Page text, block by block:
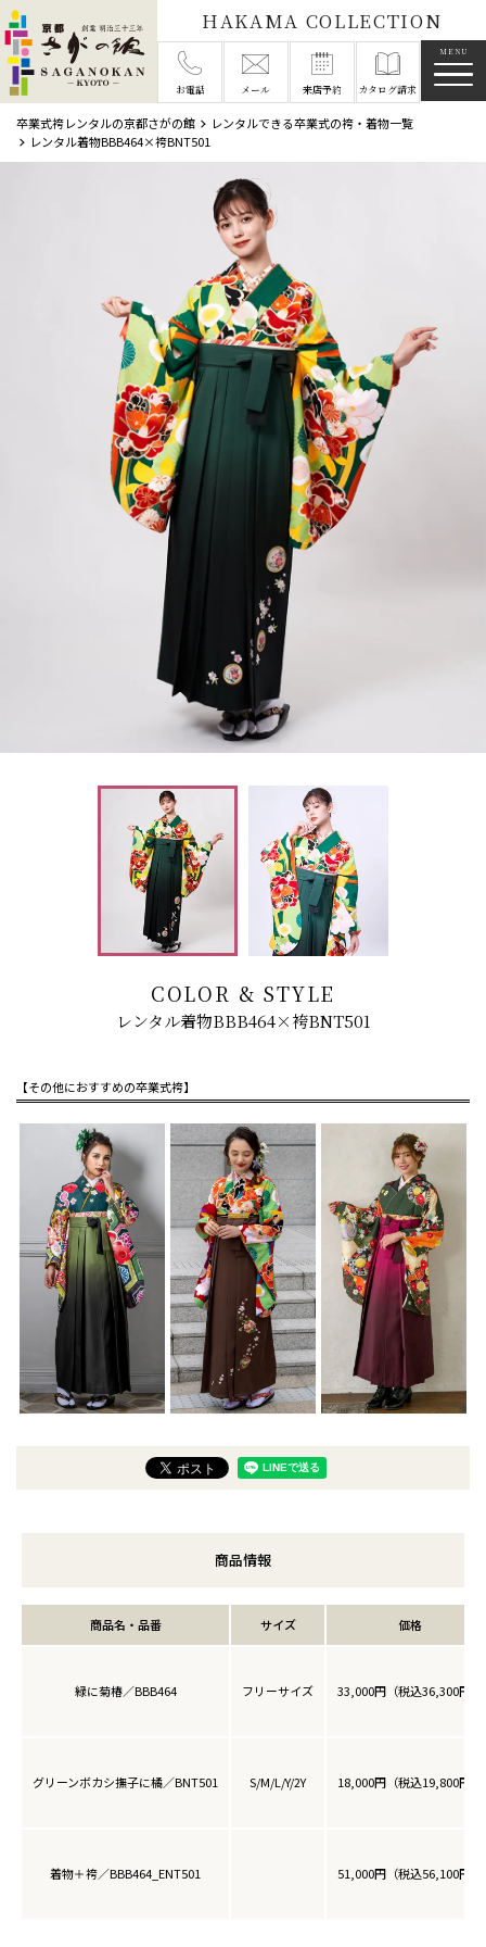
HAKAMA COLLECTION
お電話 メール 来店予約 カタログ請求
卒業式袴レンタルの京都さがの館
レンタルできる卒業式の袴・着物一覧
レンタル着物BBB464×袴BNT501
COLOR & STYLE
レンタル着物BBB464×袴BNT501
【その他におすすめの卒業式袴】
商品情報
商品名・品番 サイズ 価格
緑に菊椿／BBB464 フリーサイズ 33,000円（税込36,300円）
グリーンボカシ撫子に橘／BNT501 S/M/L/Y/2Y 18,000円（税込19,800円）
着物＋袴／BBB464_ENT501 51,000円（税込56,100円）
メニ